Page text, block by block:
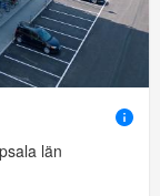
län